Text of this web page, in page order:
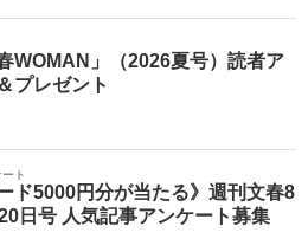
WOMAN」（2026夏号）読者ア
プレゼント
ト
ド5000円分が当たる》週刊文春8
日号 人気記事アンケート募集